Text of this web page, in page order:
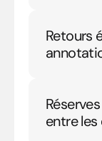
Retours
entre les